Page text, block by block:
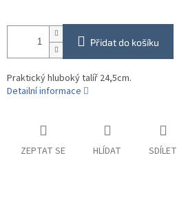
Přidat do košíku
Praktický hluboký talíř 24,5cm.
Detailní informace
ZEPTAT SE HLÍDAT SDÍLET